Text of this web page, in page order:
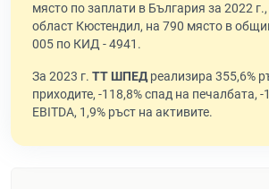
място по заплати в България за 2022
област Кюстендил, на 790 място в
005 по КИД - 4941.
За 2023 г. ТТ ШПЕДреализира 355,6%
приходите, -118,8% спад на печалбата, -
EBITDA, 1,9% ръст на активите.